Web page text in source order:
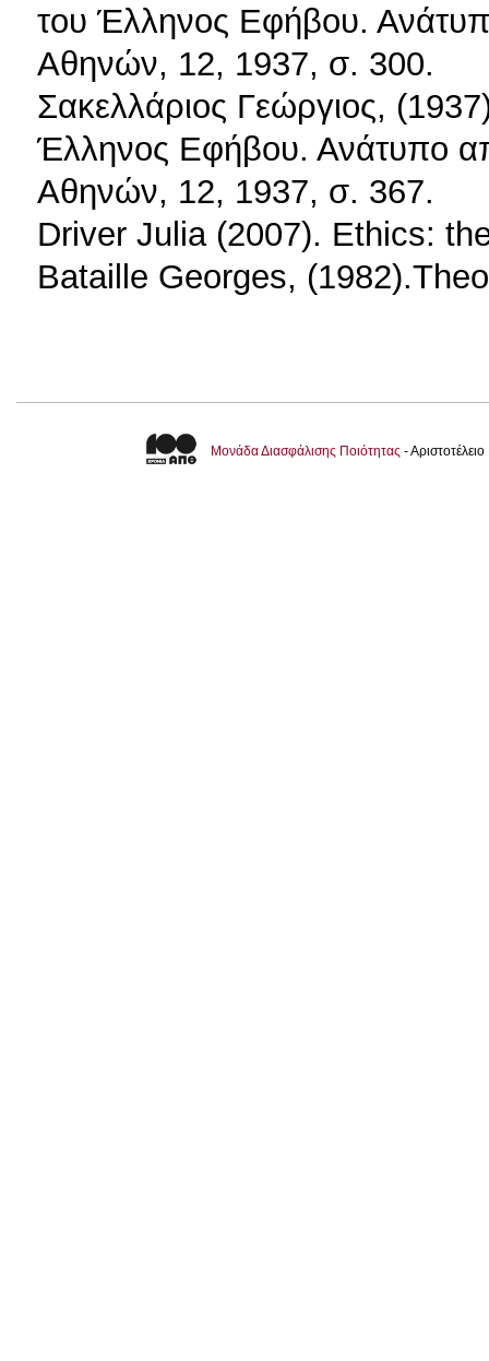
του Έλληνος Εφήβου.
Αθηνών, 12, 1937, σ. 300.
Σακελλάριος Γεώργιος,
Έλληνος Εφήβου. Ανάτυπο
Αθηνών, 12, 1937, σ. 367.
Driver Julia (2007). Ethics:
Bataille Georges,
Μονάδα Διασφάλισης Ποιότητας -